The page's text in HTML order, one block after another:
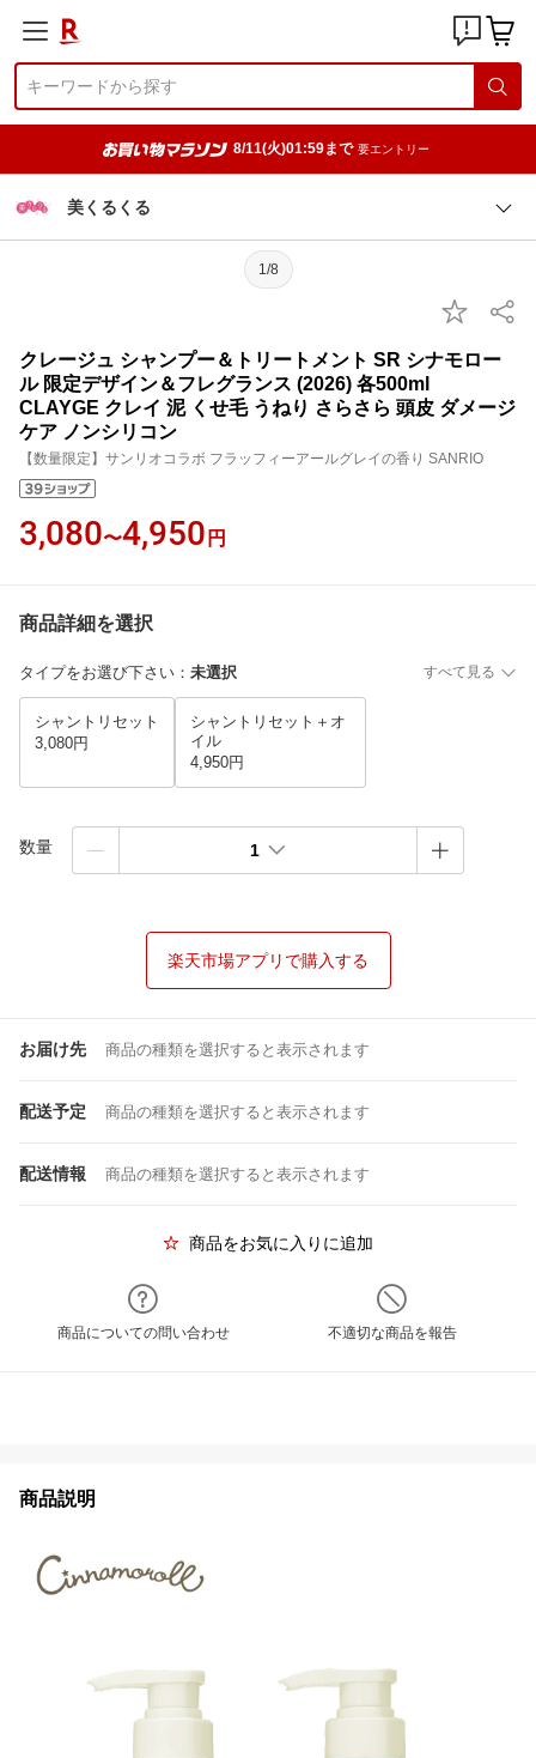
8/11(火)01:59まで 要エントリー
美くるくる
1/8
クレージュ シャンプー＆トリートメント SR シナモロー
ル 限定デザイン＆フレグランス (2026) 各500ml
CLAYGE クレイ 泥 くせ毛 うねり さらさら 頭皮 ダメージ
ケア ノンシリコン
【数量限定】サンリオコラボ フラッフィーアールグレイの香り SANRIO
3,080〜4,950 円
商品詳細を選択
タイプをお選び下さい ： 未選択 すべて見る
シャントリセット
3,080円
シャントリセット＋オ
イル
4,950円
数量 1
楽天市場アプリで購入する
お届け先 商品の種類を選択すると表示されます
配送予定 商品の種類を選択すると表示されます
配送情報 商品の種類を選択すると表示されます
商品をお気に入りに追加
商品についての問い合わせ 不適切な商品を報告
商品説明